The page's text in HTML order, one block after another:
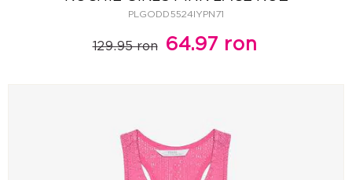
PLGODD5524IYPN71
129.95 ron 64.97 ron